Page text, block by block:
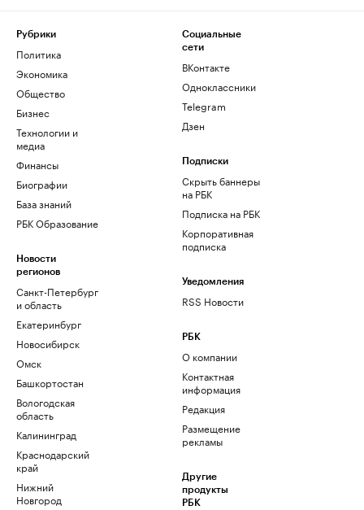
Рубрики
Политика
Экономика
Общество
Бизнес
Технологии и
медиа
Финансы
Биографии
База знаний
РБК Образование
Новости
регионов
Санкт-Петербург
и область
Екатеринбург
Новосибирск
Омск
Башкортостан
Вологодская
область
Калининград
Краснодарский
край
Нижний
Новгород
Социальные
сети
ВКонтакте
Одноклассники
Telegram
Дзен
Подписки
Скрыть баннеры
на РБК
Подписка на РБК
Корпоративная
подписка
Уведомления
RSS Новости
РБК
О компании
Контактная
информация
Редакция
Размещение
рекламы
Другие
продукты
РБК